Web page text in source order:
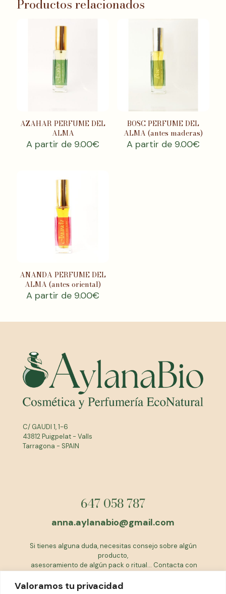
Valoramos tu privacidad
Productos relacionados
AZAHAR PERFUME DEL
ALMA
A partir de 9.00€
BOSC PERFUME DEL
ALMA (antes maderas)
A partir de 9.00€
ANANDA PERFUME DEL
ALMA (antes oriental)
A partir de 9.00€
C/ GAUDI 1, 1-6
43812 Puigpelat - Valls
Tarragona - SPAIN
647 058 787
anna.aylanabio@gmail.com
Si tienes alguna duda, necesitas consejo sobre algún
producto,
asesoramiento de algún pack o ritual... Contacta con
EQUIPO AYLANABIO